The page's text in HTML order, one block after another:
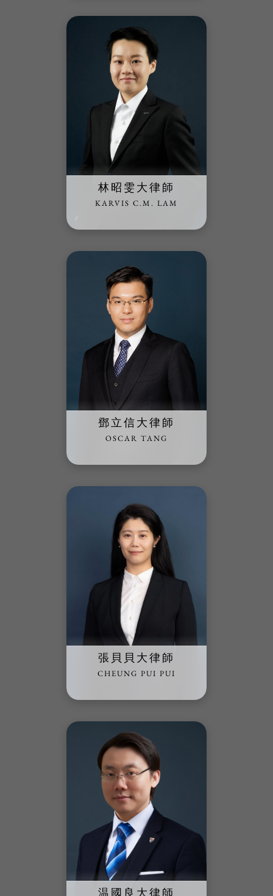
林昭雯大律師
KARVIS C.M. LAM
鄧立信大律師
OSCAR TANG
張貝貝大律師
CHEUNG PUI PUI
温國良大律師